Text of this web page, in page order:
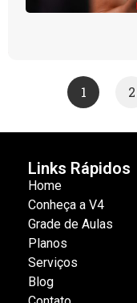
1 2
Links Rápidos
Home
Conheça a V4
Grade de Aulas
Planos
Serviços
Blog